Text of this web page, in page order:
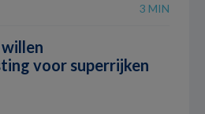
3 MIN
voor superrijken